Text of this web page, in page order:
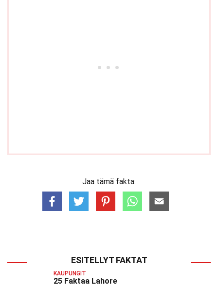
Jaa tämä fakta:
ESITELLYT FAKTAT
KAUPUNGIT
25 Faktaa Lahore